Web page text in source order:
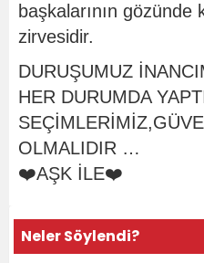
başkalarının gözünde
zirvesidir.
DURUŞUMUZ
HER DURUMDA
OLMALIDIR …
❤️AŞK İLE❤️
Neler Söylendi?